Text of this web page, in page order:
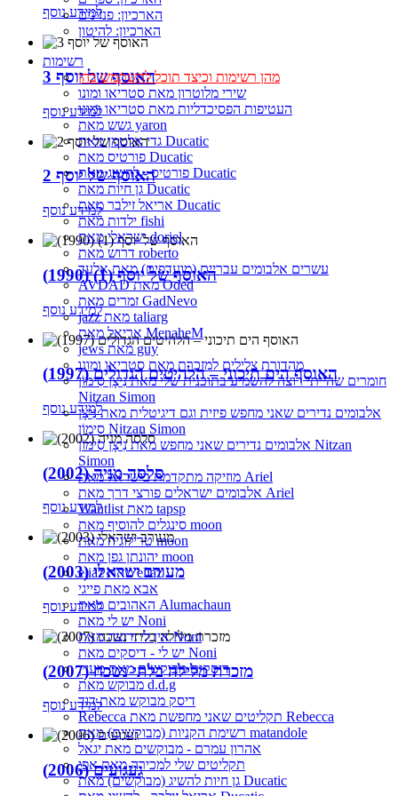
הארכיון: פנזינים
הארכיון: להיטון
רשימות
מהן רשימות וכיצד תוכל להשתמש בהן
שירי מלוטרון מאת סטריאו ומונו
העטיפות הפסיכדליות מאת סטריאו ומונו
גשש מאת yaron
גדי אלטמן מאת Ducatic
פורטיס מאת Ducatic
פורטיס - להשיג מאת Ducatic
גן חיות מאת Ducatic
אריאל זילבר מאת Ducatic
ילדות מאת fishi
ישראלי מאת doriel
דרוש מאת roberto
עשרים אלבומים עבריים (מועדפים) מאת אלעד
AVDAD מאת Oded
זמרים מאת GadNevo
jazz מאת taliarg
אריאל מאת MenaheM
jews מאת guy
מהדורת צלילים למזכרת מאת סטריאו ומונו
חומרים שהייתי רוצה להשמיע בתוכנית שלי מאת נִיצָן סִימוֹן
Nitzan Simon
אלבומים נדירים שאני מחפש פיזית וגם דיגיטלית מאת נִיצָן
סִימוֹן Nitzan Simon
אלבומים נדירים שאני מחפש מאת נִיצָן סִימוֹן Nitzan
Simon
מוזיקה מתקדמת בישראל מאת Ariel
אלבומים ישראלים פורצי דרך מאת Ariel
Wantlist מאת tapsp
סינגלים להוסיף מאת moon
טרילוגיה מאת moon
יהונתן גפן מאת moon
eliaz מאת eliaz
אבא מאת פייגי
האהובים מאת Alumachaun
יש לי מאת Noni
אין לי ורוצה מאת Noni
יש לי - דיסקים מאת Noni
דיסקים מבוקשים מאת מעיין
מבוקש מאת d.d.g
דיסק מבוקש מאת דוד
Rebecca תקליטים שאני מחפשת מאת Rebecca
רשימת הקניות (מבוקשים) מאת matandole
אהרון עמרם - מבוקשים מאת יגאל
תקליטים שלי למכירה מאת אפי
גן חיות להשיג (מבוקשים) מאת Ducatic
למידע נוסף
האוסף של יוסף 3
למידע נוסף
האוסף של יוסף 2
למידע נוסף
האוסף של יוסף (1) (1990)
למידע נוסף
האוסף הים תיכוני – הלהיטים הגדולים (1997)
למידע נוסף
סלסה מניה (2002)
למידע נוסף
מעורב ישראלי (2003)
למידע נוסף
מזכרת מלילה בלתי נשכח (2007)
למידע נוסף
געגועים (2006)